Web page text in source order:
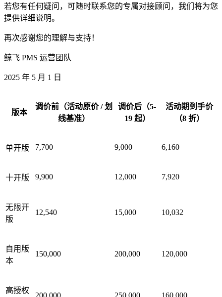
若您有任何疑问，可随时联系您的专属对接顾问，我们将为您
提供详细说明。
再次感谢您的理解与支持！
鲸飞 PMS 运营团队
2025 年 5 月 1 日
版本
调价前（活动原价 / 划
线基准）
调价后（5-
19 起）
活动期到手价
（8 折）
单开版 7,700 9,000 6,160
十开版 9,900 12,000 7,920
无限开
版
12,540 15,000 10,032
自用版
本
150,000 200,000 120,000
高授权
200,000 250,000 160,000